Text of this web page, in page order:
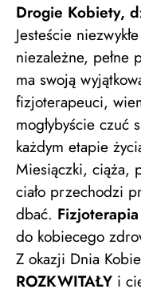
Drogie Kobiety,
Jesteście
niezależne, pełne
ma swoją
fizjoterapeuci,
mogłybyście
każdym etapie
Miesiączki, ciąża,
ciało przechodzi
dbać.
do kobiecego
Z okazji Dnia
ROZKWITAŁY i